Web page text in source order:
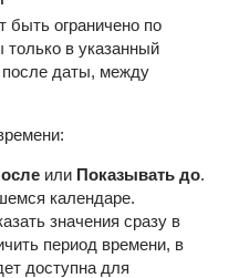
быть ограничено по
в указанный
даты, между
или Показывать до.
календаре.
значения сразу в
период времени, в
доступна для